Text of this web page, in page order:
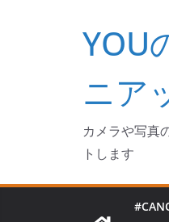
ッ
YOU
ニア
カメラや写真
トします